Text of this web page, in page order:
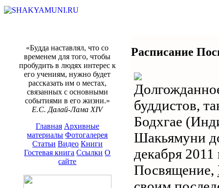
«Будда наставлял, что со
временем для того, чтобы
пробудить в людях интерес к
его учениям, нужно будет
рассказать им о местах,
связанных с основными
событиями в его жизни.»
Е.С. Далай-Лама XIV
Главная Архивные
материалы Фотогалерея
Статьи Видео Книги
Гостевая книга Ссылки О
сайте
Расписание
буддистов,
Бодхгае
Шакьямуни
декабря
Посвящение,